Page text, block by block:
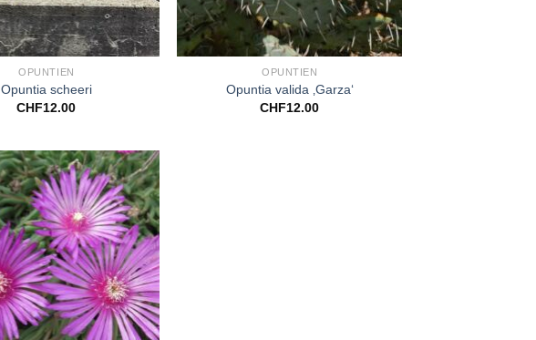
OPUNTIEN
Opuntia scheeri
CHF12.00
+
OPUNTIEN
Opuntia valida ‚Garza‘
CHF12.00
Zu
Wunschliste
hinzufügen